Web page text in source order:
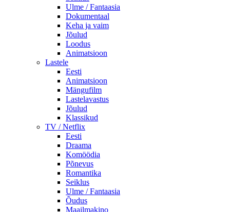
Ulme / Fantaasia
Dokumentaal
Keha ja vaim
Jõulud
Loodus
Animatsioon
Lastele
Eesti
Animatsioon
Mängufilm
Lastelavastus
Jõulud
Klassikud
TV / Netflix
Eesti
Draama
Komöödia
Põnevus
Romantika
Seiklus
Ulme / Fantaasia
Õudus
Maailmakino